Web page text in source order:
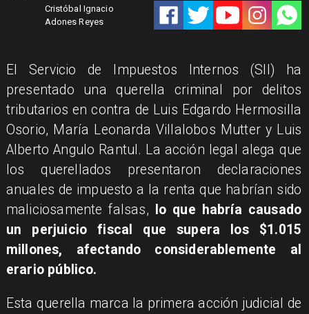
Cristóbal Ignacio
Adones Reyes
El Servicio de Impuestos Internos (SII) ha
presentado una querella criminal por delitos
tributarios en contra de Luis Edgardo Hermosilla
Osorio, María Leonarda Villalobos Mutter y Luis
Alberto Angulo Rantul. La acción legal alega que
los querellados presentaron declaraciones
anuales de impuesto a la renta que habrían sido
maliciosamente falsas, lo que habría causado
un perjuicio fiscal que supera los $1.015
millones, afectando considerablemente al
erario público.
Esta querella marca la primera acción judicial de